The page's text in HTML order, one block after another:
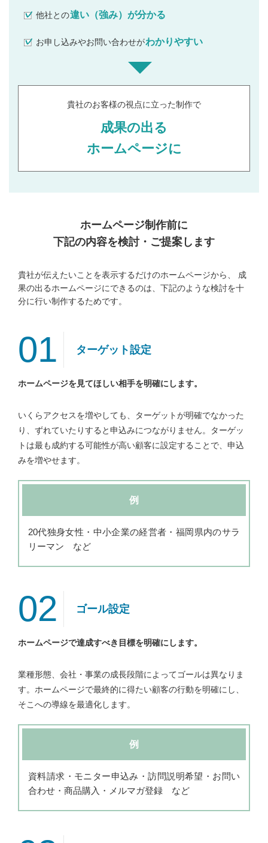
他社との違い（強み）が分かる
お申し込みやお問い合わせがわかりやすい
貴社のお客様の視点に立った制作で
成果の出る
ホームページに
ホームページ制作前に
下記の内容を検討・ご提案します
貴社が伝えたいことを表示するだけのホームページから、
成
果の出るホームページにできるのは、下記のような検討を十
分に行い制作するためです。
01 ターゲット設定
ホームページを見てほしい相手を明確にします。
いくらアクセスを増やしても、ターゲットが明確でなかった
り、ずれていたりすると申込みにつながりません。ターゲッ
トは最も成約する可能性が高い顧客に設定することで、申込
みを増やせます。
例
20代独身女性・中小企業の経営者・福岡県内のサラ
リーマン など
02 ゴール設定
ホームページで達成すべき目標を明確にします。
業種形態、会社・事業の成長段階によってゴールは異なりま
す。ホームページで最終的に得たい顧客の行動を明確にし、
そこへの導線を最適化します。
例
資料請求・モニター申込み・訪問説明希望・お問い
合わせ・商品購入・メルマガ登録 など